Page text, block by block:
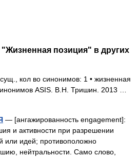
"Жизненная позиция" в других
кол во синонимов: 1 • жизненная
ASIS. В.Н. Тришин. 2013 …
— [ангажированность engagement]:
и активности при разрешении
или идей; противоположно
нейтральности. Само слово,